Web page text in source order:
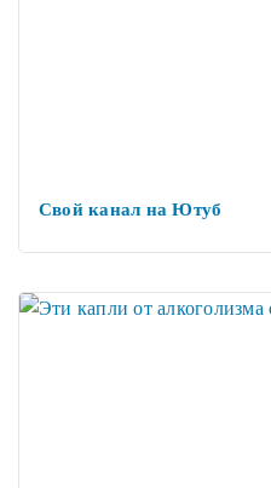
Свой канал на Ютуб